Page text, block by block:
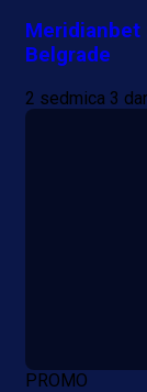
Meridianbet
Belgrade
2 sedmica 3
PROMO